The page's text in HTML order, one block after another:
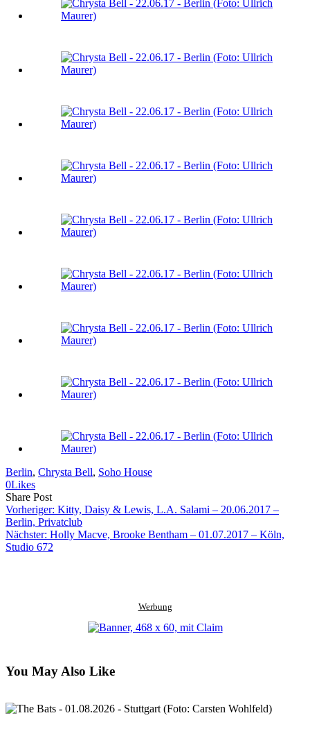
Berlin, Chrysta Bell, Soho House
0Likes
Share PostShare
on
Facebook
Copy
URL
to
clipboard
Send
Link
via
eMail
Vorheriger: Kitty, Daisy & Lewis, L.A. Salami – 20.06.2017 –
Berlin, Privatclub
Nächster: Holly Macve, Brooke Bentham – 01.07.2017 – Köln,
Studio 672
Werbung
You May Also Like